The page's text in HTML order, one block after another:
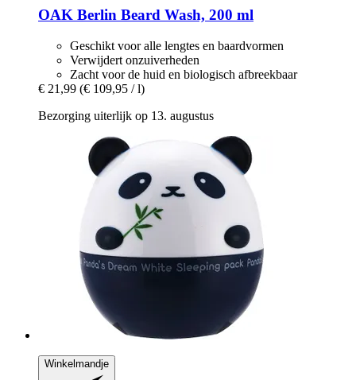
OAK Berlin Beard Wash, 200 ml
Geschikt voor alle lengtes en baardvormen
Verwijdert onzuiverheden
Zacht voor de huid en biologisch afbreekbaar
€ 21,99 (€ 109,95 / l)
Bezorging uiterlijk op 13. augustus
Winkelmandje